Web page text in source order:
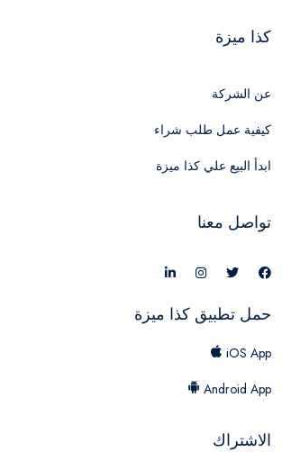
كذا ميزة
عن الشركة
كيفية عمل طلب شراء
ابدأ البيع علي كذا ميزة
تواصل معنا
حمل تطبيق كذا ميزة
iOS App
Android App
الاشتراك